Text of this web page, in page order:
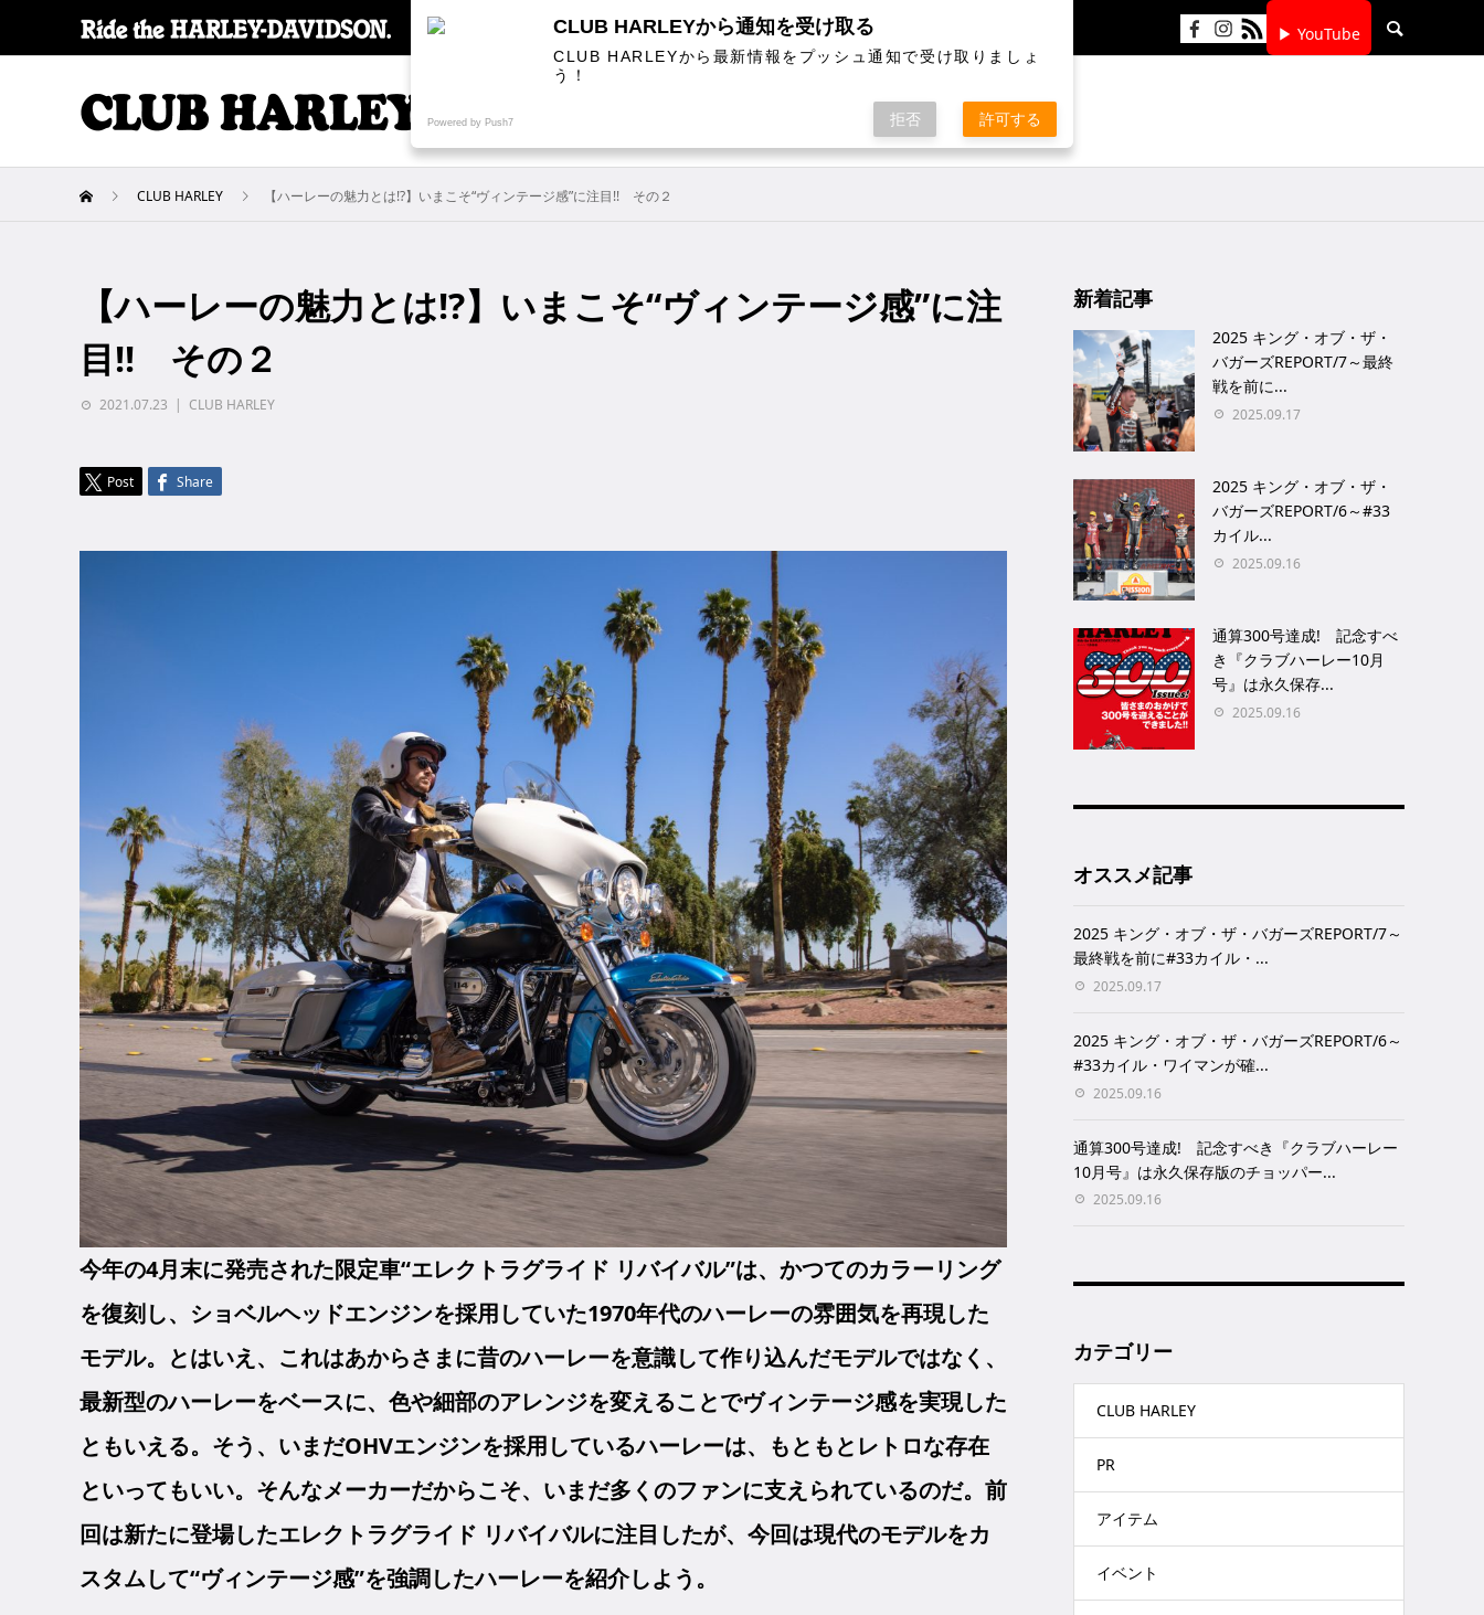
▶ YouTube
SPECIALCOLUMN
CLUB HARLEY 【ハーレーの魅力とは!?】いまこそ“ヴィンテージ感”に注目!! その２
【ハーレーの魅力とは!?】いまこそ“ヴィンテージ感”に注
目!! その２
2021.07.23 CLUB HARLEY
Post Share
今年の4月末に発売された限定車“エレクトラグライド リバイバル”は、かつてのカラーリング
を復刻し、ショベルヘッドエンジンを採用していた1970年代のハーレーの雰囲気を再現した
モデル。とはいえ、これはあからさまに昔のハーレーを意識して作り込んだモデルではなく、
最新型のハーレーをベースに、色や細部のアレンジを変えることでヴィンテージ感を実現した
ともいえる。そう、いまだOHVエンジンを採用しているハーレーは、もともとレトロな存在
といってもいい。そんなメーカーだからこそ、いまだ多くのファンに支えられているのだ。前
回は新たに登場したエレクトラグライド リバイバルに注目したが、今回は現代のモデルをカ
スタムして“ヴィンテージ感”を強調したハーレーを紹介しよう。
新着記事
2025 キング・オブ・ザ・
バガーズREPORT/7～最終
戦を前に...
2025.09.17
2025 キング・オブ・ザ・
バガーズREPORT/6～#33
カイル...
2025.09.16
通算300号達成! 記念すべ
き『クラブハーレー10月
号』は永久保存...
2025.09.16
オススメ記事
2025 キング・オブ・ザ・バガーズREPORT/7～
最終戦を前に#33カイル・...
2025.09.17
2025 キング・オブ・ザ・バガーズREPORT/6～
#33カイル・ワイマンが確...
2025.09.16
通算300号達成! 記念すべき『クラブハーレー
10月号』は永久保存版のチョッパー...
2025.09.16
カテゴリー
CLUB HARLEY
PR
アイテム
イベント
CLUB HARLEYから通知を受け取る
CLUB HARLEYから最新情報をプッシュ通知で受け取りましょ
う！
Powered by Push7 拒否 許可する